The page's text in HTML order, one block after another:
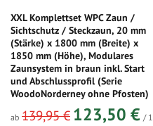
XXL Komplettset WPC Zaun /
Sichtschutz / Steckzaun, 20 mm
(Stärke) x 1800 mm (Breite) x
1850 mm (Höhe), Modulares
Zaunsystem in braun inkl. Start
und Abschlussprofil (Serie
WoodoNorderney ohne Pfosten)
ab 139,95 € 123,50 € / 1